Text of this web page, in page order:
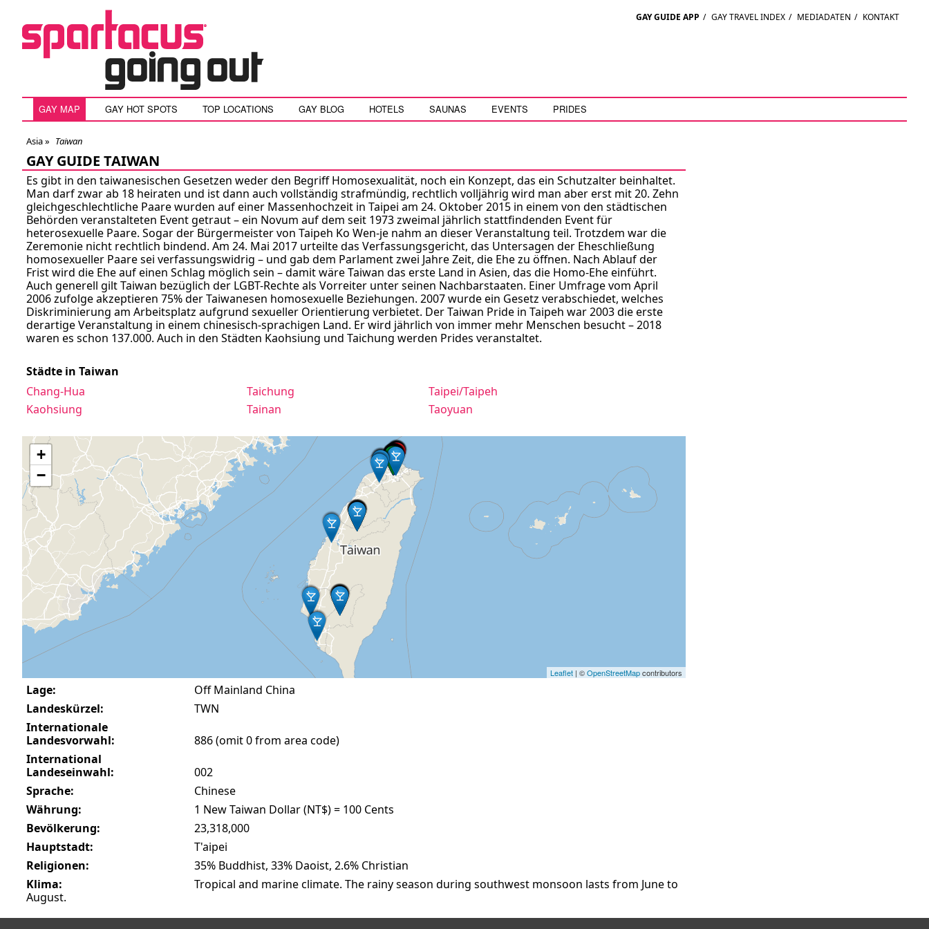
GAY GUIDE APP / GAY TRAVEL INDEX / MEDIADATEN / KONTAKT
GAY MAP GAY HOT SPOTS TOP LOCATIONS GAY BLOG HOTELS SAUNAS EVENTS PRIDES
Asia » Taiwan
GAY GUIDE TAIWAN
Es gibt in den taiwanesischen Gesetzen weder den Begriff Homosexualität, noch ein Konzept, das ein Schutzalter beinhaltet.
Man darf zwar ab 18 heiraten und ist dann auch vollständig strafmündig, rechtlich volljährig wird man aber erst mit 20. Zehn
gleichgeschlechtliche Paare wurden auf einer Massenhochzeit in Taipei am 24. Oktober 2015 in einem von den städtischen
Behörden veranstalteten Event getraut – ein Novum auf dem seit 1973 zweimal jährlich stattfindenden Event für
heterosexuelle Paare. Sogar der Bürgermeister von Taipeh Ko Wen-je nahm an dieser Veranstaltung teil. Trotzdem war die
Zeremonie nicht rechtlich bindend. Am 24. Mai 2017 urteilte das Verfassungsgericht, das Untersagen der Eheschließung
homosexueller Paare sei verfassungswidrig – und gab dem Parlament zwei Jahre Zeit, die Ehe zu öffnen. Nach Ablauf der
Frist wird die Ehe auf einen Schlag möglich sein – damit wäre Taiwan das erste Land in Asien, das die Homo-Ehe einführt.
Auch generell gilt Taiwan bezüglich der LGBT-Rechte als Vorreiter unter seinen Nachbarstaaten. Einer Umfrage vom April
2006 zufolge akzeptieren 75% der Taiwanesen homosexuelle Beziehungen. 2007 wurde ein Gesetz verabschiedet, welches
Diskriminierung am Arbeitsplatz aufgrund sexueller Orientierung verbietet. Der Taiwan Pride in Taipeh war 2003 die erste
derartige Veranstaltung in einem chinesisch-sprachigen Land. Er wird jährlich von immer mehr Menschen besucht – 2018
waren es schon 137.000. Auch in den Städten Kaohsiung und Taichung werden Prides veranstaltet.
Städte in Taiwan
Chang-Hua
Kaohsiung
Taichung
Tainan
Taipei/Taipeh
Taoyuan
+
−
Leaflet | ©OpenStreetMapcontributors
Lage:
Off Mainland China
Landeskürzel:
TWN
Internationale
Landesvorwahl:
886 (omit 0 from area code)
International
Landeseinwahl:
002
Sprache:
Chinese
Währung:
1 New Taiwan Dollar (NT$) = 100 Cents
Bevölkerung:
23,318,000
Hauptstadt:
T'aipei
Religionen:
35% Buddhist, 33% Daoist, 2.6% Christian
Klima:
Tropical and marine climate. The rainy season during southwest monsoon lasts from June to
August.